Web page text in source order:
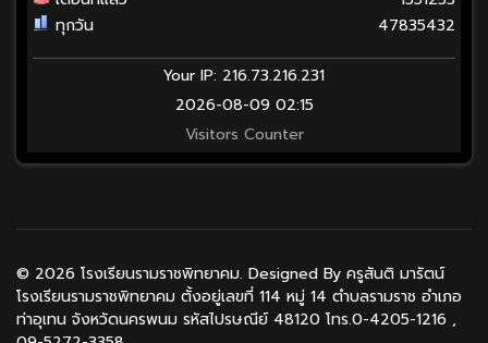
ทุกวัน
47835432
Your IP: 216.73.216.231
2026-08-09 02:15
Visitors Counter
© 2026 โรงเรียนรามราชพิทยาคม. Designed By ครูสันติ มารัตน์
โรงเรียนรามราชพิทยาคม ตั้งอยู่เลขที่ 114 หมู่ 14 ตำบลรามราช อำเภอ
ท่าอุเทน จังหวัดนครพนม รหัสไปรษณีย์ 48120 โทร.0-4205-1216 ,